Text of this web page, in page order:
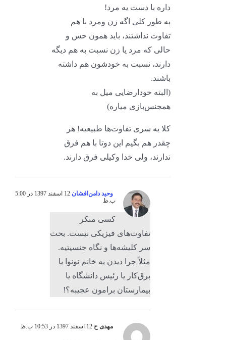
داره با دست یه مرد!
به طور کلی اگه زن ومرد با هم
تفاوت نداشتند، باید همون حس و
حالی که مرد یا زن نسبت به هم دیگه
دارند، نسبت به خودشون هم داشته
باشند.
(البته خودارضایی میل به
همجنس‌بازی میاره)
کلا یه سری تفاوت‌ها طبیعیه! هر
چقدر هم بگیم این دوتا با هم فرق
ندارند، ولی خدا وکیلی فرق دارند.
وحید دامن‌افشان
12 اسفند 1397 در 5:00
ب.ظ
کسی منکر
تفاوت‌های فیزیکی نیست. بحث
سر کلیشه‌ها و نگاه جنسیتیه.
مثلاً چرا دیدن یه خانم نونوا یا
برق‌کار یا رئیس دانشگاه یا
بیمارستان برامون عجیبه؟!
مهدی ح